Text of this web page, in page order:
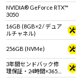
NVIDIA® GeForce RTX™
3050
16GB (8GB×2 / デュア
ルチャネル)
256GB (NVMe)
3年間センドバック修
理保証・24時間×365
日電話サポート